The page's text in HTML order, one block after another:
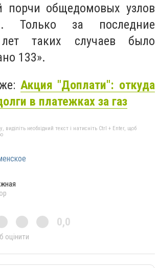
порчи общедомовых узлов
Только за последние
лет таких случаев было
133».
Акция "Доплати": откуда
в платежках за газ
необхідний текст і натисніть Ctrl + Enter, щоб
0,0
оцінити